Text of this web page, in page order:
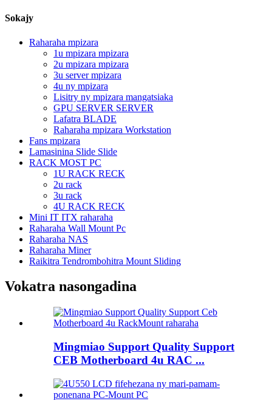
Sokajy
Raharaha mpizara
1u mpizara mpizara
2u mpizara mpizara
3u server mpizara
4u ny mpizara
Lisitry ny mpizara mangatsiaka
GPU SERVER SERVER
Lafatra BLADE
Raharaha mpizara Workstation
Fans mpizara
Lamasinina Slide Slide
RACK MOST PC
1U RACK RECK
2u rack
3u rack
4U RACK RECK
Mini IT ITX raharaha
Raharaha Wall Mount Pc
Raharaha NAS
Raharaha Miner
Raikitra Tendrombohitra Mount Sliding
Vokatra nasongadina
Mingmiao Support Quality Support
CEB Motherboard 4u RAC ...